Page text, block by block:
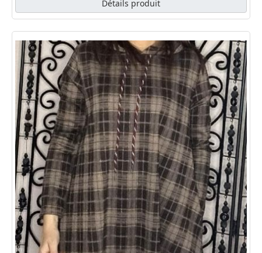
Détails produit